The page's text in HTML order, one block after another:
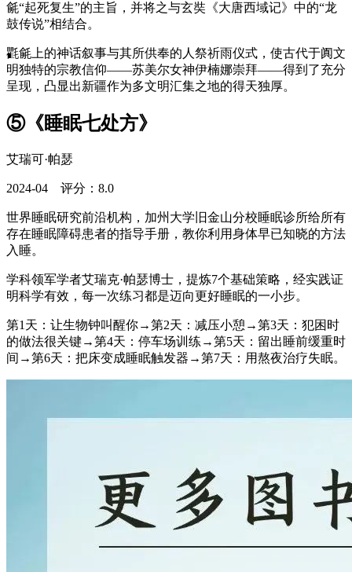
毹“起死复生”的主旨，并将之与玄奘《大唐西域记》中的“龙
鼓传说”相结合。
氍毹上的神话叙事与其所供奉的人祭祈雨仪式，使古代于阗文
明独特的宗教信仰——苏美尔女神伊楠娜崇拜——得到了充分
呈现，凸显出新疆作为多文明汇集之地的得天独厚。
⑤《睡眠七处方》
艾瑞可·帕瑟
2024-04 评分：8.0
世界睡眠研究前沿机构，加州大学旧金山分校睡眠诊所给所有
存在睡眠障碍患者的指导手册，教你利用身体早已知晓的方法
入睡。
学科领军学者艾瑞克·帕瑟博士，提炼7个基础策略，经实践证
明科学有效，每一次练习都是迈向更好睡眠的一小步。
第1天：让生物钟叫醒你→第2天：减压小憩→第3天：犯困时
的做法很关键→第4天：停车场训练→第5天：留出睡前缓重时
间→第6天：把床变成睡眠触发器→第7天：用熬夜治疗失眠。